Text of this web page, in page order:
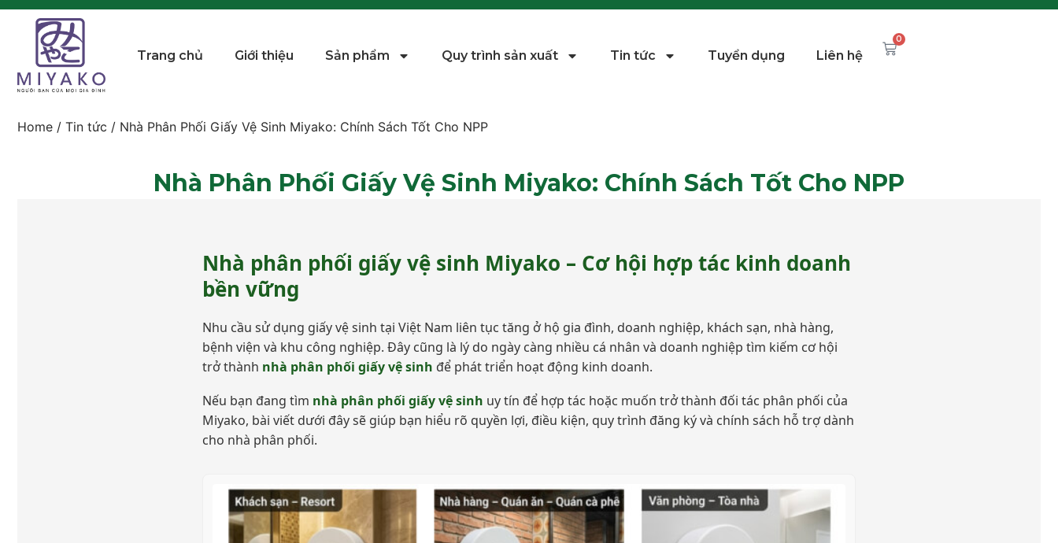
Trang chủ Giới thiệu Sản phẩm Quy trình sản xuất Tin tức Tuyển dụng Liên hệ
0
Home / Tin tức / Nhà Phân Phối Giấy Vệ Sinh Miyako: Chính Sách Tốt Cho NPP
Nhà Phân Phối Giấy Vệ Sinh Miyako: Chính Sách Tốt Cho NPP
Nhà phân phối giấy vệ sinh Miyako – Cơ hội hợp tác kinh doanh
bền vững
Nhu cầu sử dụng giấy vệ sinh tại Việt Nam liên tục tăng ở hộ gia đình, doanh nghiệp, khách sạn, nhà hàng,
bệnh viện và khu công nghiệp. Đây cũng là lý do ngày càng nhiều cá nhân và doanh nghiệp tìm kiếm cơ hội
trở thành nhà phân phối giấy vệ sinh để phát triển hoạt động kinh doanh.
Nếu bạn đang tìm nhà phân phối giấy vệ sinh uy tín để hợp tác hoặc muốn trở thành đối tác phân phối của
Miyako, bài viết dưới đây sẽ giúp bạn hiểu rõ quyền lợi, điều kiện, quy trình đăng ký và chính sách hỗ trợ dành
cho nhà phân phối.